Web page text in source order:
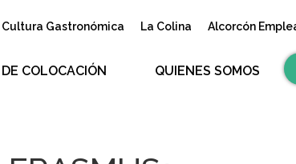
Gastronómica La Colina Alcorcón
COLOCACIÓN QUIENES SOMOS